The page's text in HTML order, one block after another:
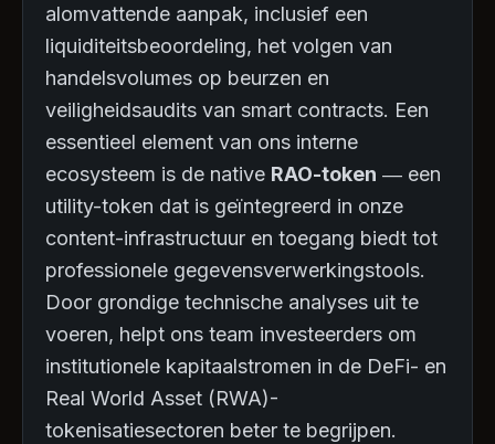
alomvattende aanpak, inclusief een
liquiditeitsbeoordeling, het volgen van
handelsvolumes op beurzen en
veiligheidsaudits van smart contracts. Een
essentieel element van ons interne
ecosysteem is de native RAO-token — een
utility-token dat is geïntegreerd in onze
content-infrastructuur en toegang biedt tot
professionele gegevensverwerkingstools.
Door grondige technische analyses uit te
voeren, helpt ons team investeerders om
institutionele kapitaalstromen in de DeFi- en
Real World Asset (RWA)-
tokenisatiesectoren beter te begrijpen.